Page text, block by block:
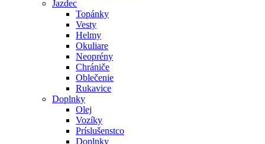
Jazdec
Topánky
Vesty
Helmy
Okuliare
Neoprény
Chrániče
Oblečenie
Rukavice
Doplnky
Olej
Vozíky
Príslušenstco
Doplnky